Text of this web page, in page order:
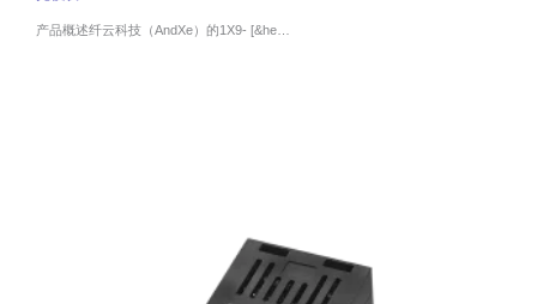
产品概述纤云科技（AndXe）的1X9- [&he…